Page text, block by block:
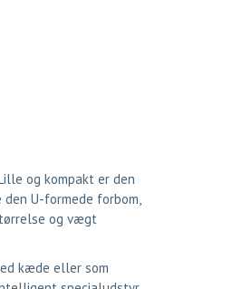
og kompakt er den
U-formede forbom,
og vægt
kæde eller som